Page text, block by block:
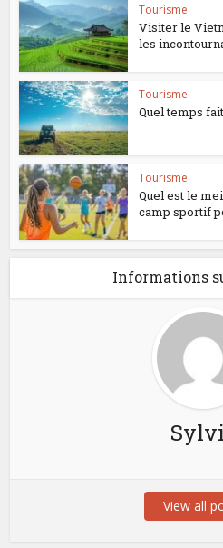
Tourisme
Visiter le
les
Tourisme
Quel temps
Tourisme
Quel est le
camp sportif
Informations
View all